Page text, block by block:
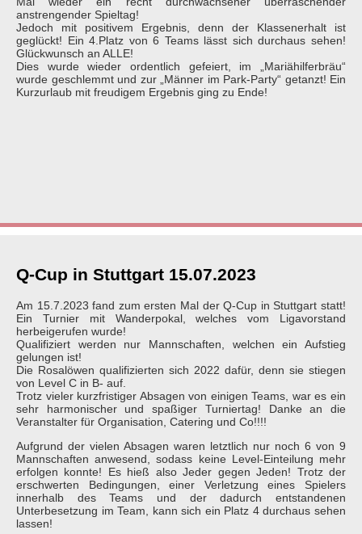
anstrengender Spieltag!
Jedoch mit positivem Ergebnis, denn der Klassenerhalt ist
geglückt! Ein 4.Platz von 6 Teams lässt sich durchaus sehen!
Glückwunsch an ALLE!
Dies wurde wieder ordentlich gefeiert, im „Mariähilferbräu“
wurde geschlemmt und zur „Männer im Park-Party“ getanzt! Ein
Kurzurlaub mit freudigem Ergebnis ging zu Ende!
Q-Cup in Stuttgart 15.07.2023
Am 15.7.2023 fand zum ersten Mal der Q-Cup in Stuttgart statt!
Ein Turnier mit Wanderpokal, welches vom Ligavorstand
herbeigerufen wurde!
Qualifiziert werden nur Mannschaften, welchen ein Aufstieg
gelungen ist!
Die Rosalöwen qualifizierten sich 2022 dafür, denn sie stiegen
von Level C in B- auf.
Trotz vieler kurzfristiger Absagen von einigen Teams, war es ein
sehr harmonischer und spaßiger Turniertag! Danke an die
Veranstalter für Organisation, Catering und Co!!!!
Aufgrund der vielen Absagen waren letztlich nur noch 6 von 9
Mannschaften anwesend, sodass keine Level-Einteilung mehr
erfolgen konnte! Es hieß also Jeder gegen Jeden! Trotz der
erschwerten Bedingungen, einer Verletzung eines Spielers
innerhalb des Teams und der dadurch entstandenen
Unterbesetzung im Team, kann sich ein Platz 4 durchaus sehen
lassen!